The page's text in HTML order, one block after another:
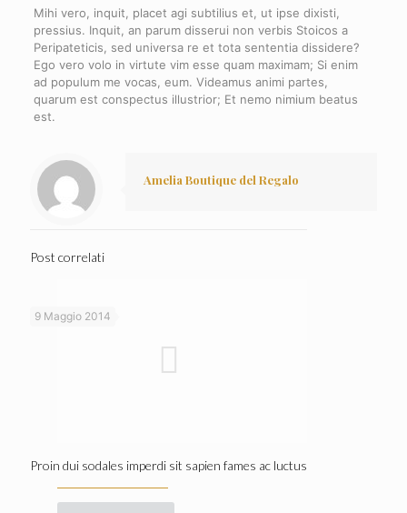
Mihi vero, inquit, placet agi subtilius et, ut ipse dixisti,
pressius. Inquit, an parum disserui non verbis Stoicos a
Peripateticis, sed universa re et tota sententia dissidere?
Ego vero volo in virtute vim esse quam maximam; Si enim
ad populum me vocas, eum. Videamus animi partes,
quarum est conspectus illustrior; Et nemo nimium beatus
est.
Amelia Boutique del Regalo
Post correlati
9 Maggio 2014
Proin dui sodales imperdi sit sapien fames ac luctus